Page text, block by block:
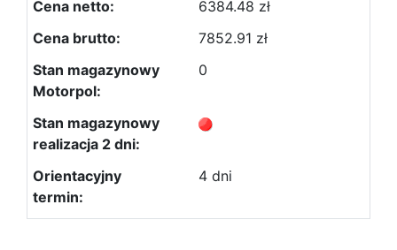
6384.48 zł
7852.91 zł
0
4 dni